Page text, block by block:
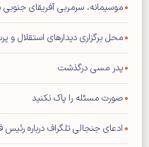
موسیمانه، سرمربی آفریقای
محل برگزاری دیدار‌های
پدر مسی درگذشت
صورت مسئله را پاک نکنید
ادعای جنجالی تلگراف درباره رئیس